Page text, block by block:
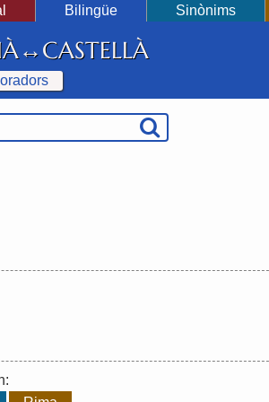
Bilingüe Sinònims